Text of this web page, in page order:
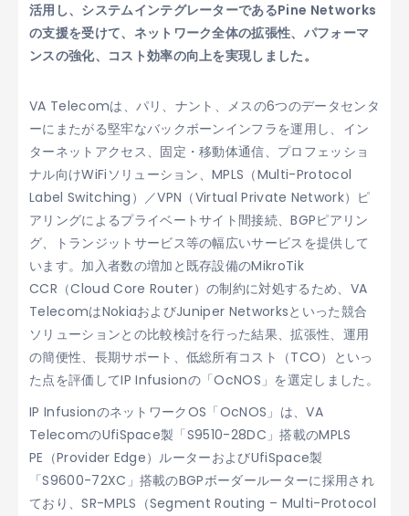
活用し、システムインテグレーターであるPine Networks
の支援を受けて、ネットワーク全体の拡張性、パフォーマ
ンスの強化、コスト効率の向上を実現しました。
VA Telecomは、パリ、ナント、メスの6つのデータセンタ
ーにまたがる堅牢なバックボーンインフラを運用し、イン
ターネットアクセス、固定・移動体通信、プロフェッショ
ナル向けWiFiソリューション、MPLS（Multi-Protocol
Label Switching）／VPN（Virtual Private Network）ピ
アリングによるプライベートサイト間接続、BGPピアリン
グ、トランジットサービス等の幅広いサービスを提供して
います。加入者数の増加と既存設備のMikroTik
CCR（Cloud Core Router）の制約に対処するため、VA
TelecomはNokiaおよびJuniper Networksといった競合
ソリューションとの比較検討を行った結果、拡張性、運用
の簡便性、長期サポート、低総所有コスト（TCO）といっ
た点を評価してIP Infusionの「OcNOS」を選定しました。
IP InfusionのネットワークOS「OcNOS」は、VA
TelecomのUfiSpace製「S9510-28DC」搭載のMPLS
PE（Provider Edge）ルーターおよびUfiSpace製
「S9600-72XC」搭載のBGPボーダールーターに採用され
ており、SR-MPLS（Segment Routing – Multi-Protocol